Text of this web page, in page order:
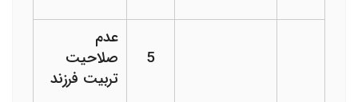
5
عدم
صلاحیت
تربیت فرزند